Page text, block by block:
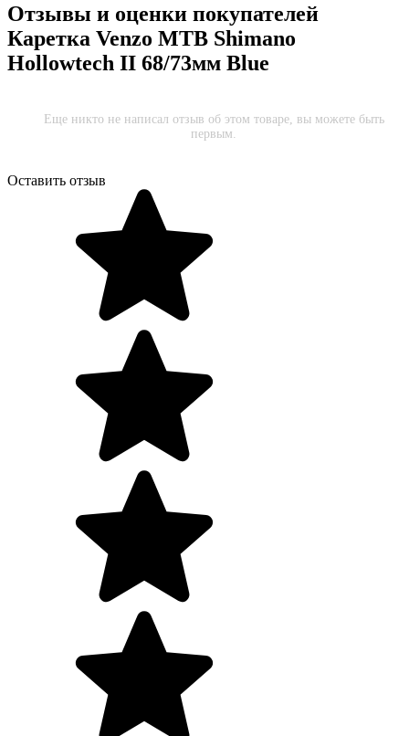
Отзывы и оценки покупателей
Каретка Venzo MTB Shimano
Hollowtech II 68/73мм Blue
Еще никто не написал отзыв об этом товаре, вы можете быть
первым.
Оставить отзыв